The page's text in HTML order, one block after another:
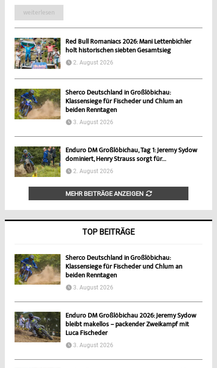
weiterlesen
Red Bull Romaniacs 2026: Mani Lettenbichler
holt historischen siebten Gesamtsieg
2. August 2026
Sherco Deutschland in Großlöbichau:
Klassensiege für Fischeder und Chlum an
beiden Renntagen
3. August 2026
Enduro DM Großlöbichau, Tag 1: Jeremy Sydow
dominiert, Henry Strauss sorgt für...
2. August 2026
MEHR BEITRÄGE ANZEIGEN
TOP BEITRÄGE
Sherco Deutschland in Großlöbichau:
Klassensiege für Fischeder und Chlum an
beiden Renntagen
3. August 2026
Enduro DM Großlöbichau 2026: Jeremy Sydow
bleibt makellos – packender Zweikampf mit
Luca Fischeder
3. August 2026